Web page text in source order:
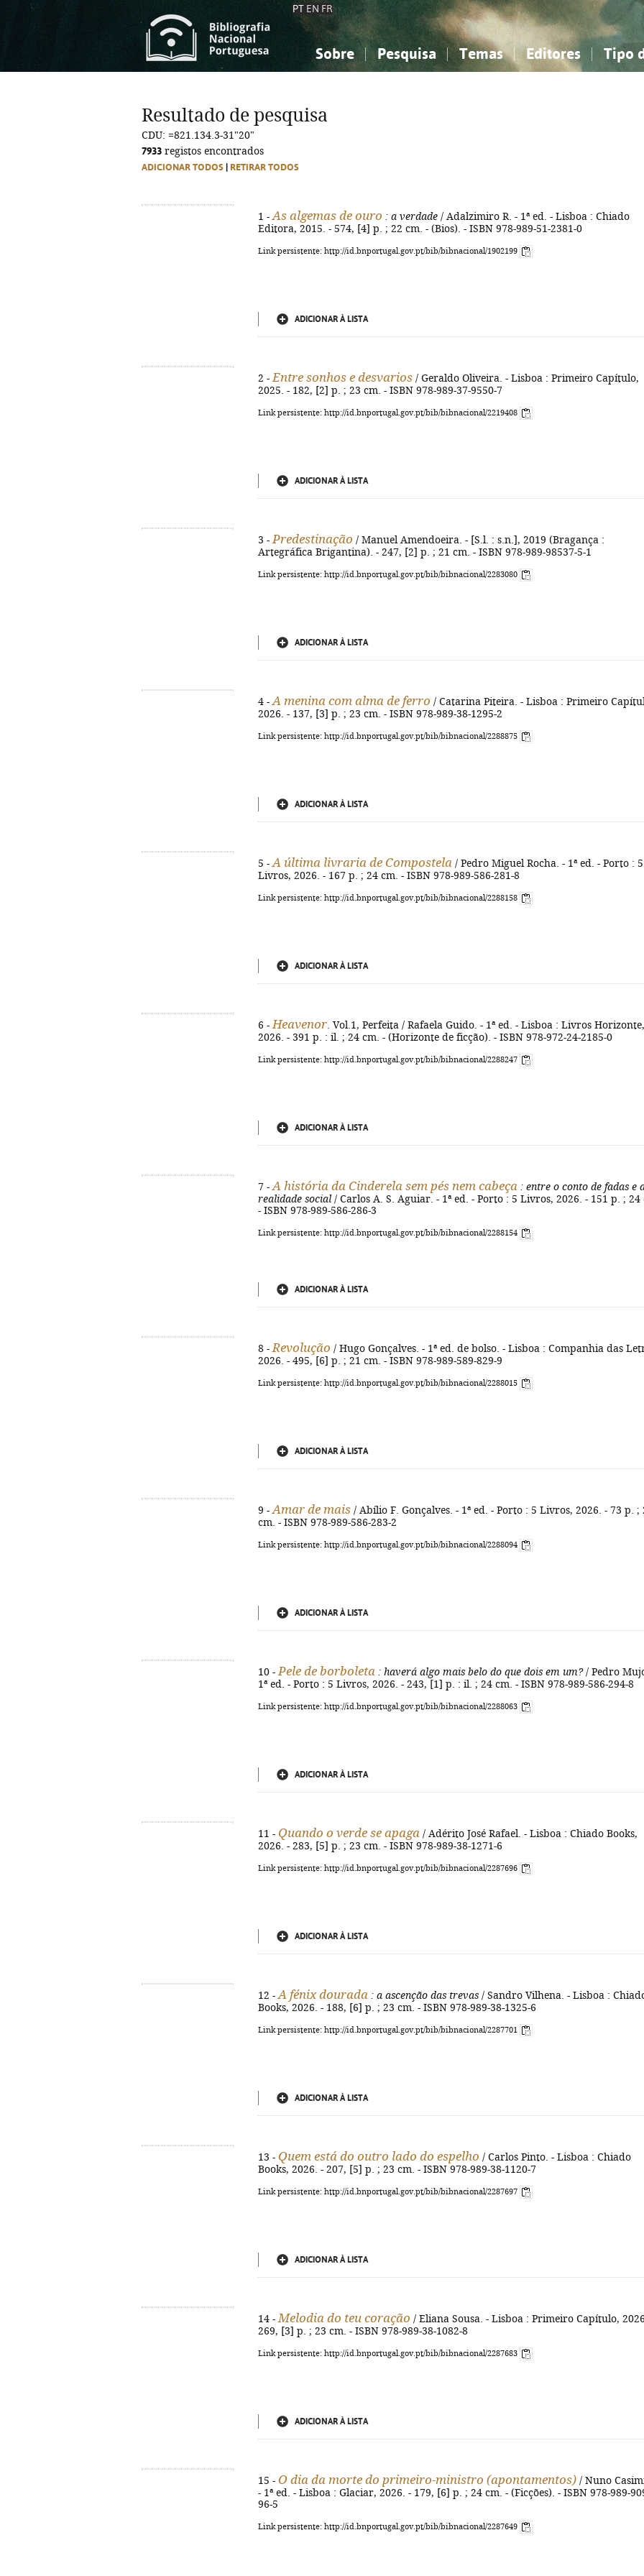
PT EN FR
Sobre Pesquisa Temas
Ciências sociais...
Editores Tipo
Ciências sociais...
Resultado de pesquisa
CDU: =821.134.3-31"20"
7933 registos encontrados
ADICIONAR TODOS RETIRAR TODOS
1 - As algemas de ouro : a verdade / Adalzimiro R. - 1ª ed. - Lisboa : Chiado
Editora, 2015. - 574, [4] p. ; 22 cm. - (Bios). - ISBN 978-989-51-2381-0
Link persistente: http://id.bnportugal.gov.pt/bib/bibnacional/1902199
ADICIONAR À LISTA
2 - Entre sonhos e desvarios / Geraldo Oliveira. - Lisboa : Primeiro Capítulo,
2025. - 182, [2] p. ; 23 cm. - ISBN 978-989-37-9550-7
Link persistente: http://id.bnportugal.gov.pt/bib/bibnacional/2219408
ADICIONAR À LISTA
3 - Predestinação / Manuel Amendoeira. - [S.l. : s.n.], 2019 (Bragança :
Artegráfica Brigantina). - 247, [2] p. ; 21 cm. - ISBN 978-989-98537-5-1
Link persistente: http://id.bnportugal.gov.pt/bib/bibnacional/2283080
ADICIONAR À LISTA
4 - A menina com alma de ferro / Catarina Piteira. - Lisboa : Primeiro
2026. - 137, [3] p. ; 23 cm. - ISBN 978-989-38-1295-2
Link persistente: http://id.bnportugal.gov.pt/bib/bibnacional/2288875
ADICIONAR À LISTA
5 - A última livraria de Compostela / Pedro Miguel Rocha. - 1ª ed. - Porto : 5
Livros, 2026. - 167 p. ; 24 cm. - ISBN 978-989-586-281-8
Link persistente: http://id.bnportugal.gov.pt/bib/bibnacional/2288158
ADICIONAR À LISTA
6 - Heavenor . Vol.1, Perfeita / Rafaela Guido. - 1ª ed. - Lisboa : Livros Horizonte,
2026. - 391 p. : il. ; 24 cm. - (Horizonte de ficção). - ISBN 978-972-24-2185-0
Link persistente: http://id.bnportugal.gov.pt/bib/bibnacional/2288247
ADICIONAR À LISTA
7 - A história da Cinderela sem pés nem cabeça : entre o conto de fadas e
realidade social / Carlos A. S. Aguiar. - 1ª ed. - Porto : 5 Livros, 2026. - 151 p. ; 24
- ISBN 978-989-586-286-3
Link persistente: http://id.bnportugal.gov.pt/bib/bibnacional/2288154
ADICIONAR À LISTA
8 - Revolução / Hugo Gonçalves. - 1ª ed. de bolso. - Lisboa : Companhia das
2026. - 495, [6] p. ; 21 cm. - ISBN 978-989-589-829-9
Link persistente: http://id.bnportugal.gov.pt/bib/bibnacional/2288015
ADICIONAR À LISTA
9 - Amar de mais / Abílio F. Gonçalves. - 1ª ed. - Porto : 5 Livros, 2026. - 73 p. ;
cm. - ISBN 978-989-586-283-2
Link persistente: http://id.bnportugal.gov.pt/bib/bibnacional/2288094
ADICIONAR À LISTA
10 - Pele de borboleta : haverá algo mais belo do que dois em um?/ Pedro
1ª ed. - Porto : 5 Livros, 2026. - 243, [1] p. : il. ; 24 cm. - ISBN 978-989-586-294-8
Link persistente: http://id.bnportugal.gov.pt/bib/bibnacional/2288063
ADICIONAR À LISTA
11 - Quando o verde se apaga / Adérito José Rafael. - Lisboa : Chiado Books,
2026. - 283, [5] p. ; 23 cm. - ISBN 978-989-38-1271-6
Link persistente: http://id.bnportugal.gov.pt/bib/bibnacional/2287696
ADICIONAR À LISTA
12 - A fénix dourada : a ascenção das trevas / Sandro Vilhena. - Lisboa :
Books, 2026. - 188, [6] p. ; 23 cm. - ISBN 978-989-38-1325-6
Link persistente: http://id.bnportugal.gov.pt/bib/bibnacional/2287701
ADICIONAR À LISTA
13 - Quem está do outro lado do espelho / Carlos Pinto. - Lisboa : Chiado
Books, 2026. - 207, [5] p. ; 23 cm. - ISBN 978-989-38-1120-7
Link persistente: http://id.bnportugal.gov.pt/bib/bibnacional/2287697
ADICIONAR À LISTA
14 - Melodia do teu coração / Eliana Sousa. - Lisboa : Primeiro Capítulo,
269, [3] p. ; 23 cm. - ISBN 978-989-38-1082-8
Link persistente: http://id.bnportugal.gov.pt/bib/bibnacional/2287683
ADICIONAR À LISTA
15 - O dia da morte do primeiro-ministro (apontamentos) / Nuno
- 1ª ed. - Lisboa : Glaciar, 2026. - 179, [6] p. ; 24 cm. - (Ficções). - ISBN 978-989-
96-5
Link persistente: http://id.bnportugal.gov.pt/bib/bibnacional/2287649